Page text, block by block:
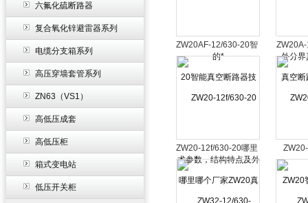
六氟化硫断路器
复合氧化锌避雷器系列
电缆分支箱系列
高压穿墙套管系列
ZN63（VS1）
高低压成套
高低压柜
箱式变电站
低压开关柜
ZW20AF-12/630-20智
能真空断路器技术参
数，结构特点及外形安
装尺寸
断路
ZW20-12f/630-20哪里
哪个厂家ZW20真空断
路器便宜？质量有保
证?
ZW20
器，高